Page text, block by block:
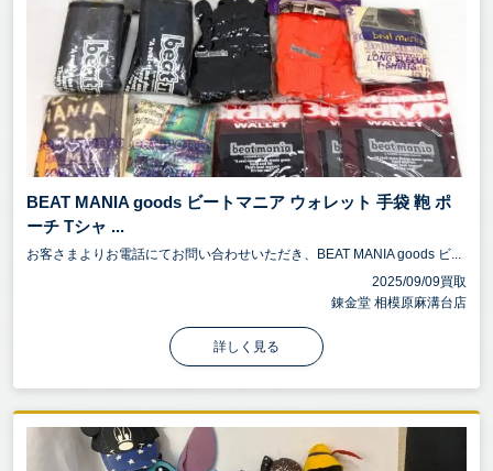
BEAT MANIA goods ビートマニア ウォレット 手袋 鞄 ポ
ーチ Tシャ ...
お客さまよりお電話にてお問い合わせいただき、BEAT MANIA goods ビ...
2025/09/09買取
錬金堂 相模原麻溝台店
詳しく見る